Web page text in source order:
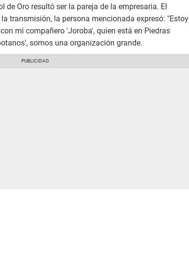
de Oro resultó ser la pareja de la empresaria. El
transmisión, la persona mencionada expresó: "Estoy
mi compañero 'Joroba', quien está en Piedras
somos una organización grande.